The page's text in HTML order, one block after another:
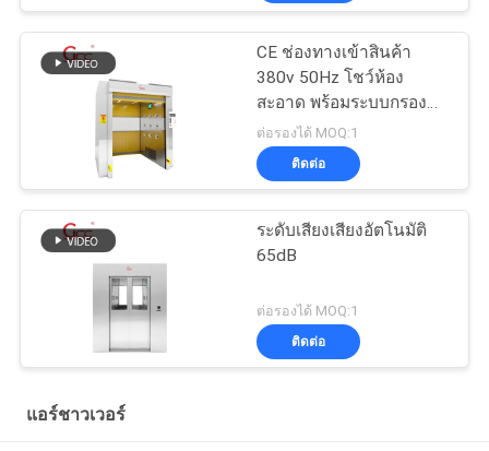
CE ช่องทางเข้าสินค้า
380v 50Hz โชว์ห้อง
สะอาด พร้อมระบบกรอง
อากาศ
ต่อรองได้ MOQ:1
ติดต่อ
ระดับเสียงเสียงอัตโนมัติ
65dB
ต่อรองได้ MOQ:1
ติดต่อ
แอร์ชาวเวอร์